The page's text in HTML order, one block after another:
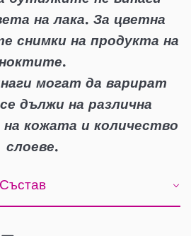
на лака. За цветна
снимки на продукта на
могат да варират
дължи на различна
кожата и количество
слоеве.
Състав